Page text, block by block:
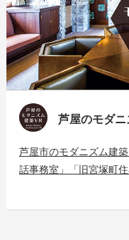
芦屋のモダ
芦屋市のモダニズム建
話事務室」「旧宮塚町